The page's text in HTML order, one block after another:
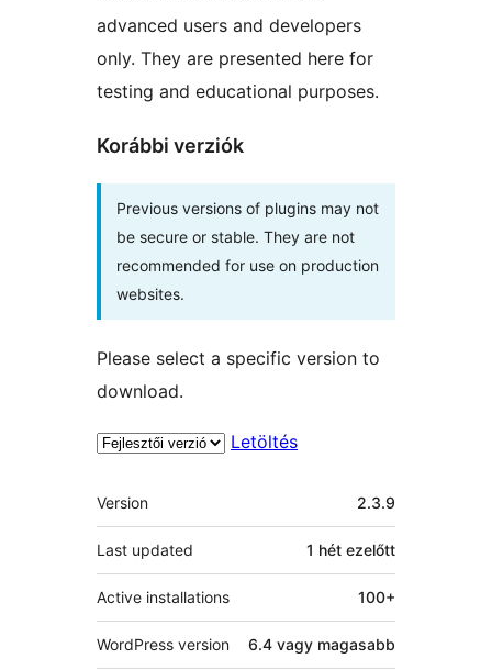
advanced users and developers
only. They are presented here for
testing and educational purposes.
Korábbi verziók
Previous versions of plugins may not
be secure or stable. They are not
recommended for use on production
websites.
Please select a specific version to
download.
Letöltés
Meta
Version 2.3.9
Last updated 1 hét ezelőtt
Active installations 100+
WordPress version 6.4 vagy magasabb